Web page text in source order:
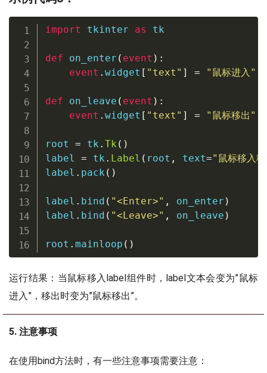
import tkinter as tk
def on_enter ( event ) :
event . widget [ "text" ] = "鼠标进入"
def on_leave ( event ) :
event . widget [ "text" ] = "鼠标移出"
root = tk . Tk ( )
label = tk . Label ( root , text="鼠标移入
label . pack ( )
label . bind ( "<Enter>" , on_enter )
label . bind ( "<Leave>" , on_leave )
root . mainloop ( )
运行结果：当鼠标移入label组件时，label文本会变为”鼠标
进入”，移出时变为”鼠标移出”。
5. 注意事项
在使用bind方法时，有一些注意事项需要注意：